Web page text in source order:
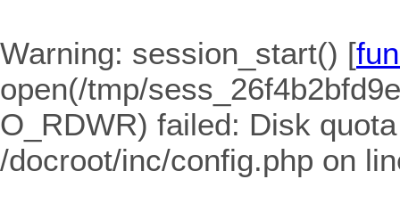
Warning: session_start() [
open(/tmp/
O_RDWR) failed: Disk
/docroot/inc/config.php on